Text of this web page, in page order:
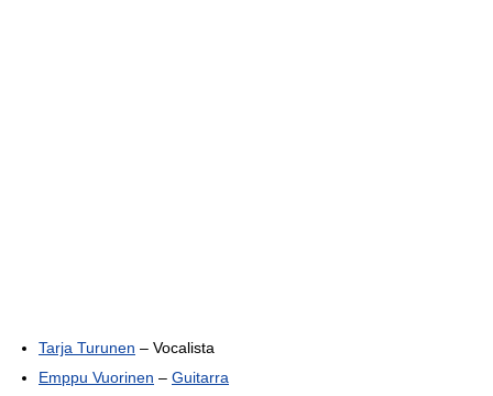
Tarja Turunen – Vocalista
Emppu Vuorinen – Guitarra